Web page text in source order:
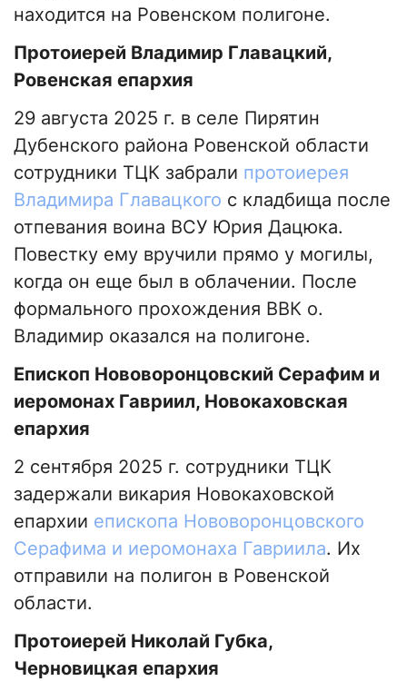
находится на Ровенском полигоне.
Протоиерей Владимир Главацкий,
Ровенская епархия
29 августа 2025 г. в селе Пирятин
Дубенского района Ровенской области
сотрудники ТЦК забрали протоиерея
Владимира Главацкого с кладбища после
отпевания воина ВСУ Юрия Дацюка.
Повестку ему вручили прямо у могилы,
когда он еще был в облачении. После
формального прохождения ВВК о.
Владимир оказался на полигоне.
Епископ Нововоронцовский Серафим и
иеромонах Гавриил, Новокаховская
епархия
2 сентября 2025 г. сотрудники ТЦК
задержали викария Новокаховской
епархии епископа Нововоронцовского
Серафима и иеромонаха Гавриила. Их
отправили на полигон в Ровенской
области.
Протоиерей Николай Губка,
Черновицкая епархия